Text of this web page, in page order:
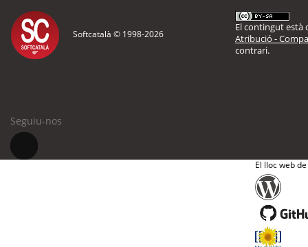
Softcatalà © 1998-2026
El contingut està
Atribució -
contrari.
Seguiu-nos
El lloc web